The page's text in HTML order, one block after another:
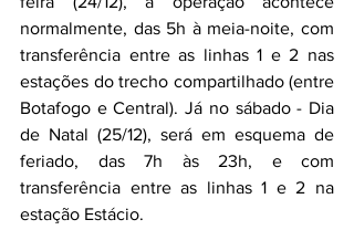
normalmente, das 5h à meia-noite, com
transferência entre as linhas 1 e 2 nas
estações do trecho compartilhado (entre
Botafogo e Central). Já no sábado - Dia
de Natal (25/12), será em esquema de
feriado, das 7h às 23h, e com
transferência entre as linhas 1 e 2 na
estação Estácio.